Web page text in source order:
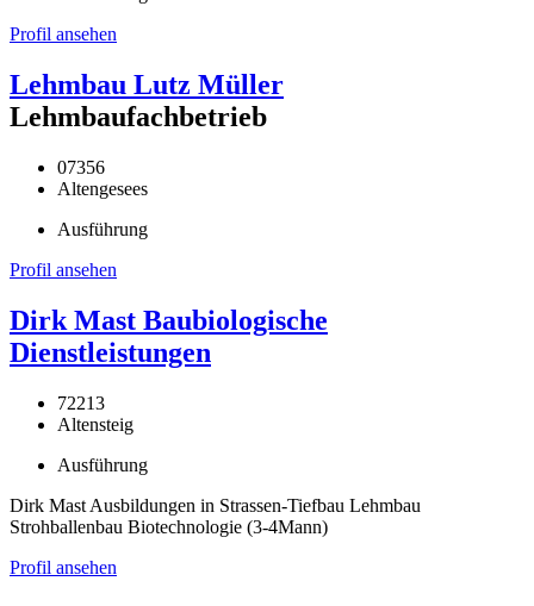
Profil ansehen
Lehmbau Lutz Müller
Lehmbaufachbetrieb
07356
Altengesees
Ausführung
Profil ansehen
Dirk Mast Baubiologische
Dienstleistungen
72213
Altensteig
Ausführung
Dirk Mast Ausbildungen in Strassen-Tiefbau Lehmbau
Strohballenbau Biotechnologie (3-4Mann)
Profil ansehen